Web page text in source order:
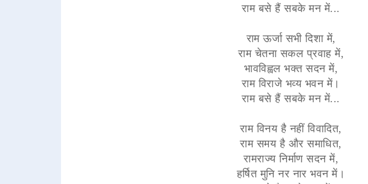
राम बसे हैं सबके मन में...
राम ऊर्जा सभी दिशा में,
राम चेतना सकल प्रवाह में,
भावविह्वल भक्त सदन में,
राम विराजे भव्य भवन में।
राम बसे हैं सबके मन में...
राम विनय है नहीं विवादित,
राम समय है और समाधित,
रामराज्य निर्माण सदन में,
हर्षित मुनि नर नार भवन में।